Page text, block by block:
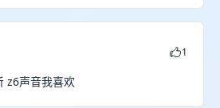
1
z6声音我喜欢